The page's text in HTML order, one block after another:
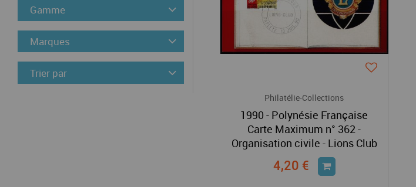
Gamme
Marques
Trier par
Philatélie-Collections
1990 - Polynésie Française
Carte Maximum n° 362 -
Organisation civile - Lions Club
4,20 €